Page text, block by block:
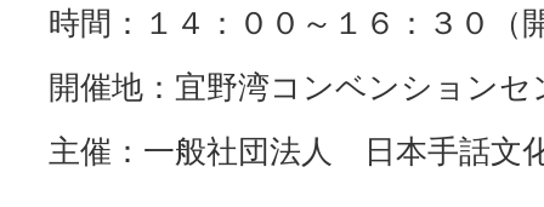
時間：１４：００～１６：３０（
開催地：宜野湾コンベンションセ
主催：一般社団法人 日本手話文